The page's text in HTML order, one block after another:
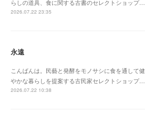
らしの道具、食に関する古書のセレクトショップ…
2026.07.22 23:35
永遠
こんばんは。民藝と発酵をモノサシに食を通して健
やかな暮らしを提案する古民家セレクトショップ…
2026.07.22 10:38